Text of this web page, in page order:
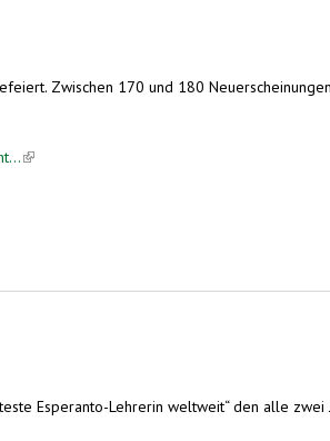
Zwischen 170 und 180
(link is external)
Esperanto-Lehrerin weltweit“ den alle